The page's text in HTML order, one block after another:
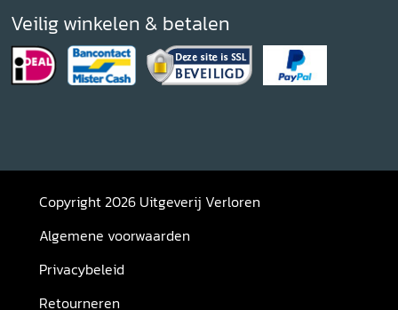
Veilig winkelen & betalen
Copyright 2026 Uitgeverij Verloren
Algemene voorwaarden
Privacybeleid
Retourneren